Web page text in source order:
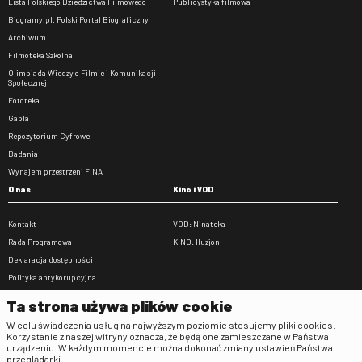
Biogramy.pl. Polski Portal Biograficzny
Archiwum
Filmoteka Szkolna
Olimpiada Wiedzy o Filmie i Komunikacji
Społecznej
Fototeka
Gapla
Repozytorium Cyfrowe
Badania
Wynajem przestrzeni FINA
O nas
Kontakt
Rada Programowa
Deklaracja dostępności
Polityka antykorupcyjna
Zamówienia publiczne
Praca w FINA
Kino i VOD
VOD: Ninateka
KINO: Iluzjon
Regulaminy
Ta strona używa plików cookie
W celu świadczenia usług na najwyższym poziomie stosujemy pliki cookies.
Korzystanie z naszej witryny oznacza, że będą one zamieszczane w Państwa
urządzeniu. W każdym momencie można dokonać zmiany ustawień Państwa
przeglądarki